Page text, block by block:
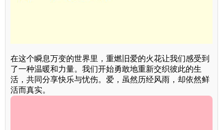
在这个瞬息万变的世界里，重燃旧爱的火花让我们感受到
了一种温暖和力量。我们开始勇敢地重新交织彼此的生
活，共同分享快乐与忧伤。爱，虽然历经风雨，却依然鲜
活而真实。